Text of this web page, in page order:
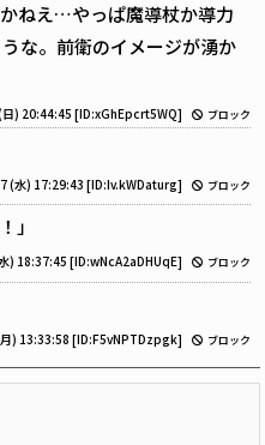
ねえ…やっぱ魔導杖か導力
な。前衛のイメージが湧か
) 20:44:45 [ID:xGhEpcrt5WQ] ブロック
(水) 17:29:43[ID:Iv.kWDaturg] ブロック
」
) 18:37:45 [ID:wNcA2aDHUqE] ブロック
) 13:33:58 [ID:F5vNPTDzpgk] ブロック